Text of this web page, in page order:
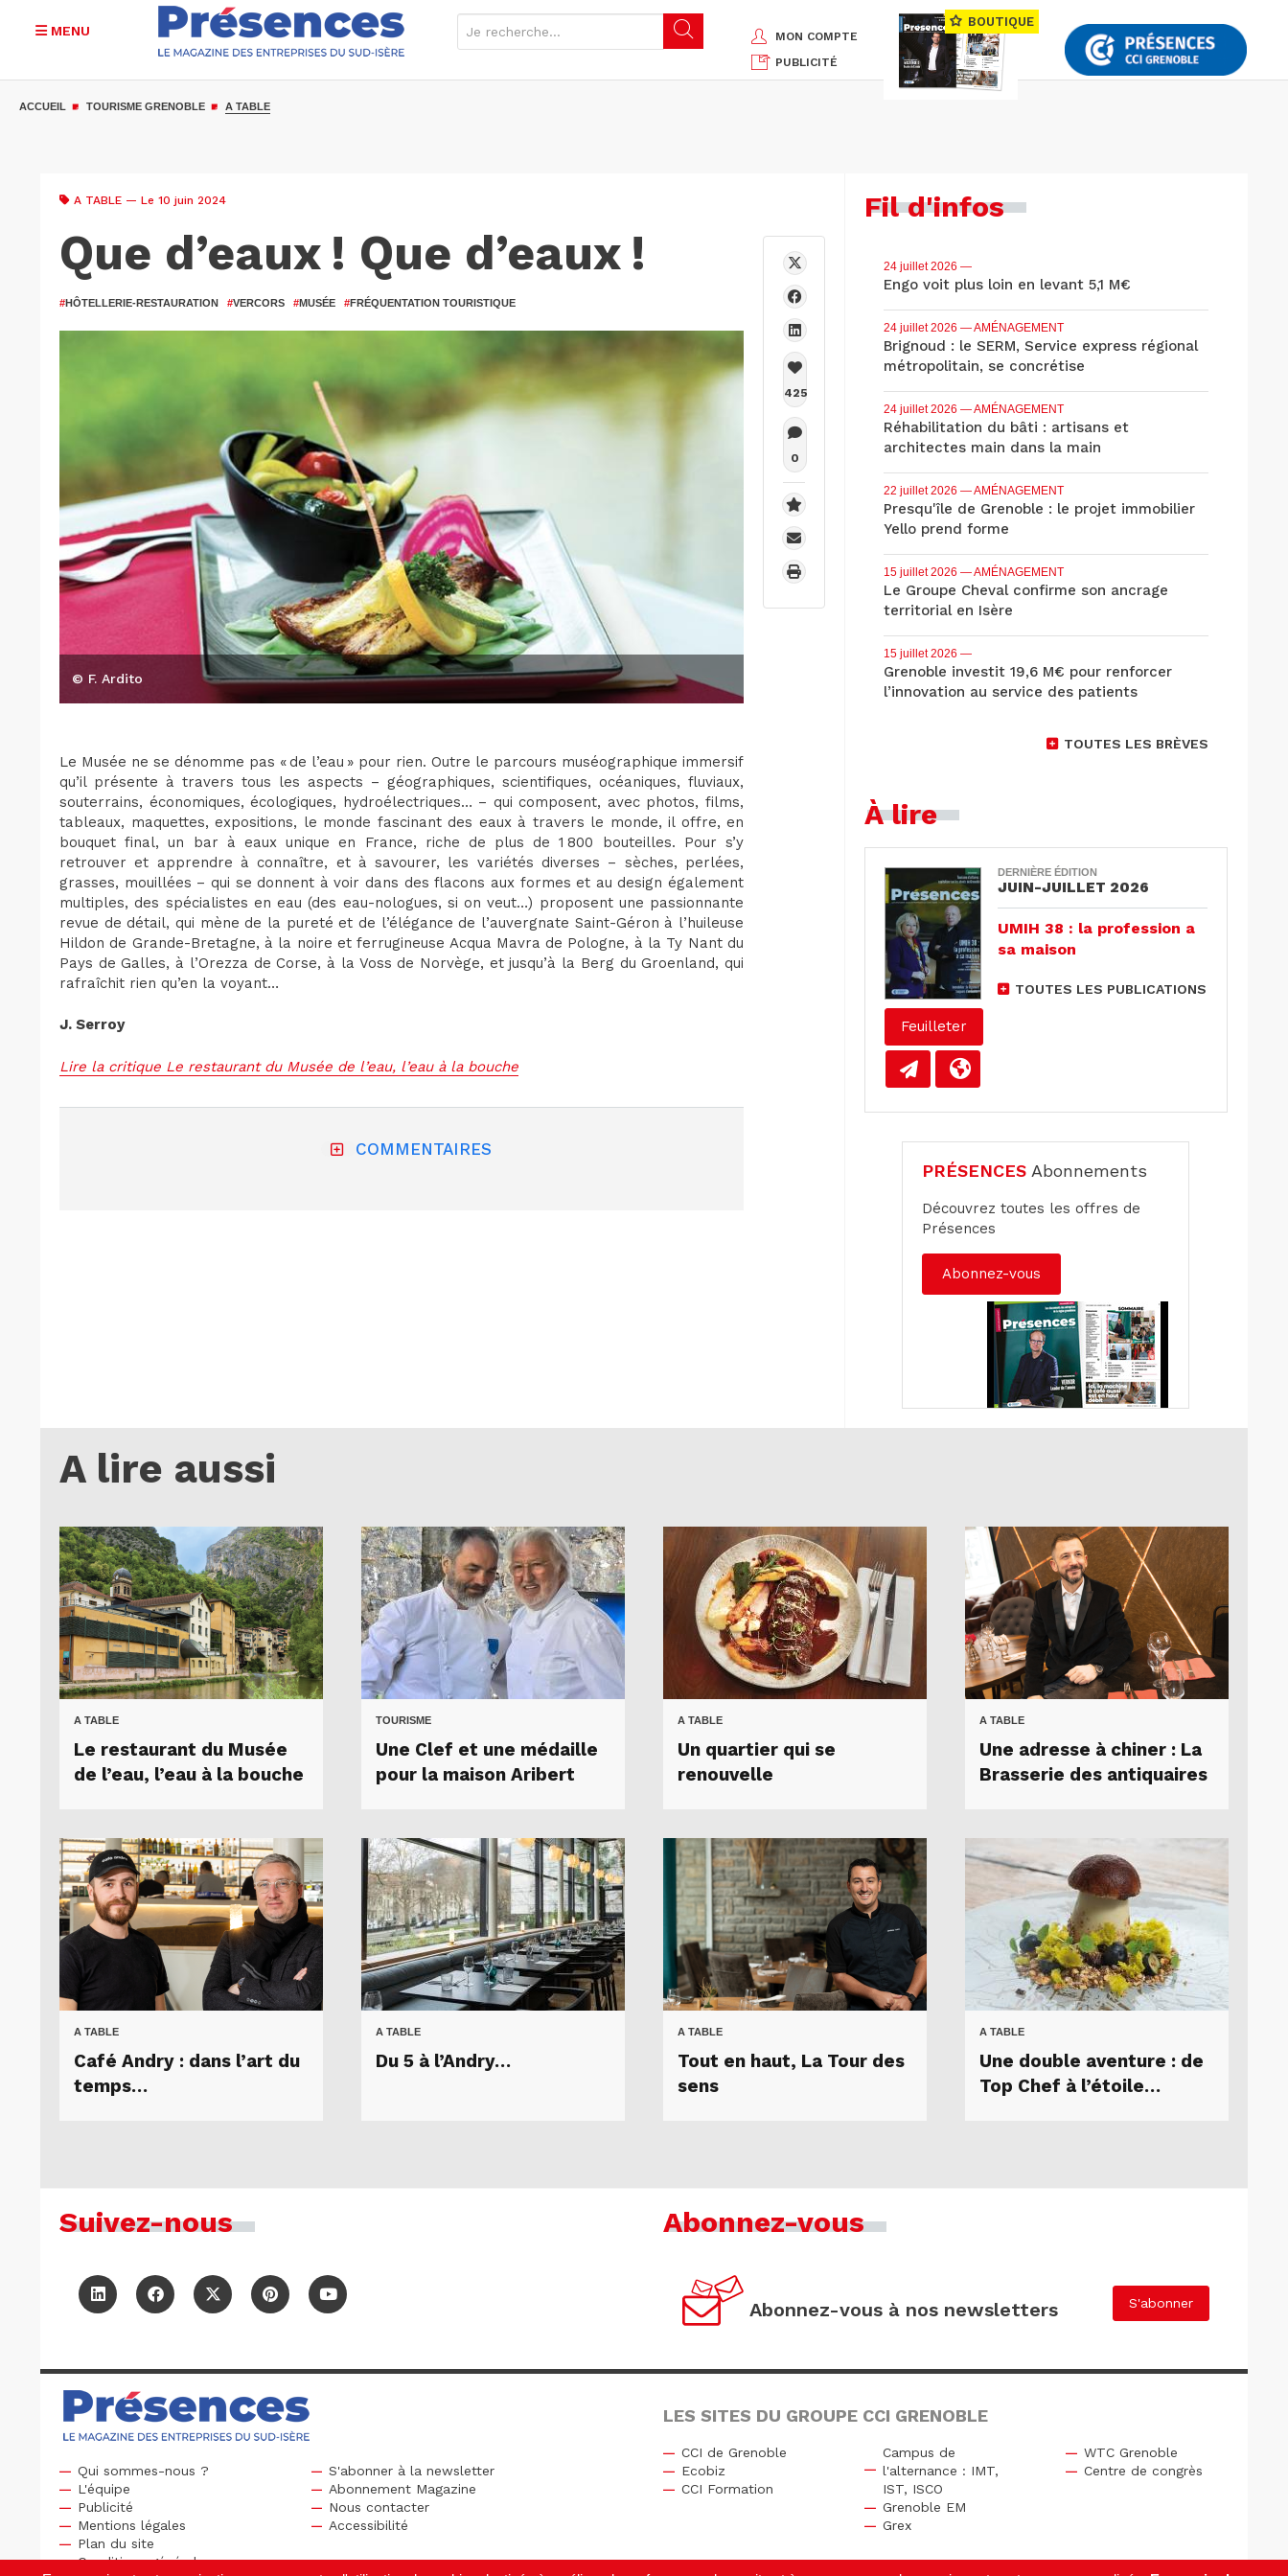
MENU
MON COMPTE
PUBLICITÉ
BOUTIQUE
ACCUEIL TOURISME GRENOBLE A TABLE
A TABLE — Le 10 juin 2024
Que d’eaux ! Que d’eaux !
#HÔTELLERIE-RESTAURATION #VERCORS #MUSÉE #FRÉQUENTATION TOURISTIQUE
© F. Ardito
Le Musée ne se dénomme pas « de l’eau » pour rien. Outre le parcours muséographique immersif
qu’il présente à travers tous les aspects – géographiques, scientifiques, océaniques, fluviaux,
souterrains, économiques, écologiques, hydroélectriques… – qui composent, avec photos, films,
tableaux, maquettes, expositions, le monde fascinant des eaux à travers le monde, il offre, en
bouquet final, un bar à eaux unique en France, riche de plus de 1 800 bouteilles. Pour s’y
retrouver et apprendre à connaître, et à savourer, les variétés diverses – sèches, perlées,
grasses, mouillées – qui se donnent à voir dans des flacons aux formes et au design également
multiples, des spécialistes en eau (des eau-nologues, si on veut…) proposent une passionnante
revue de détail, qui mène de la pureté et de l’élégance de l’auvergnate Saint-Géron à l’huileuse
Hildon de Grande-Bretagne, à la noire et ferrugineuse Acqua Mavra de Pologne, à la Ty Nant du
Pays de Galles, à l’Orezza de Corse, à la Voss de Norvège, et jusqu’à la Berg du Groenland, qui
rafraîchit rien qu’en la voyant…
J. Serroy
Lire la critique Le restaurant du Musée de l’eau, l’eau à la bouche
COMMENTAIRES
425
0
Fil d'infos
24 juillet 2026 —
Engo voit plus loin en levant 5,1 M€
24 juillet 2026 — AMÉNAGEMENT
Brignoud : le SERM, Service express régional
métropolitain, se concrétise
24 juillet 2026 — AMÉNAGEMENT
Réhabilitation du bâti : artisans et
architectes main dans la main
22 juillet 2026 — AMÉNAGEMENT
Presqu'île de Grenoble : le projet immobilier
Yello prend forme
15 juillet 2026 — AMÉNAGEMENT
Le Groupe Cheval confirme son ancrage
territorial en Isère
15 juillet 2026 —
Grenoble investit 19,6 M€ pour renforcer
l’innovation au service des patients
TOUTES LES BRÈVES
À lire
Feuilleter
DERNIÈRE ÉDITION
JUIN-JUILLET 2026
UMIH 38 : la profession a
sa maison
TOUTES LES PUBLICATIONS
PRÉSENCES Abonnements
Découvrez toutes les offres de
Présences
Abonnez-vous
A lire aussi
A TABLE
Le restaurant du Musée
de l’eau, l’eau à la bouche
TOURISME
Une Clef et une médaille
pour la maison Aribert
A TABLE
Un quartier qui se
renouvelle
A TABLE
Une adresse à chiner : La
Brasserie des antiquaires
A TABLE
Café Andry : dans l’art du
temps…
A TABLE
Du 5 à l’Andry…
A TABLE
Tout en haut, La Tour des
sens
A TABLE
Une double aventure : de
Top Chef à l’étoile…
Suivez-nous Abonnez-vous
Abonnez-vous à nos newsletters S'abonner
Qui sommes-nous ?
L'équipe
Publicité
S'abonner à la newsletter
Abonnement Magazine
Nous contacter
Mentions légales
Plan du site
Conditions générales
Accessibilité
LES SITES DU GROUPE CCI GRENOBLE
CCI de Grenoble
Ecobiz
CCI Formation
Campus de
l'alternance : IMT,
IST, ISCO
Grenoble EM
Grex
WTC Grenoble
Centre de congrès